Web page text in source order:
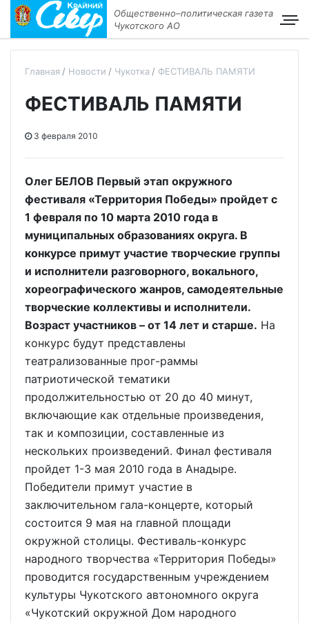
Общественно–политическая газета
Чукотского АО
Главная Новости Чукотка ФЕСТИВАЛЬ ПАМЯТИ
ФЕСТИВАЛЬ ПАМЯТИ
3 февраля 2010
Олег БЕЛОВ Первый этап окружного
фестиваля «Территория Победы» пройдет с
1 февраля по 10 марта 2010 года в
муниципальных образованиях округа. В
конкурсе примут участие творческие группы
и исполнители разговорного, вокального,
хореографического жанров, самодеятельные
творческие коллективы и исполнители.
Возраст участников – от 14 лет и старше. На
конкурс будут представлены
театрализованные прог-раммы
патриотической тематики
продолжительностью от 20 до 40 минут,
включающие как отдельные произведения,
так и композиции, составленные из
нескольких произведений. Финал фестиваля
пройдет 1-3 мая 2010 года в Анадыре.
Победители примут участие в
заключительном гала-концерте, который
состоится 9 мая на главной площади
окружной столицы. Фестиваль-конкурс
народного творчества «Территория Победы»
проводится государственным учреждением
культуры Чукотского автономного округа
«Чукотский окружной Дом народного